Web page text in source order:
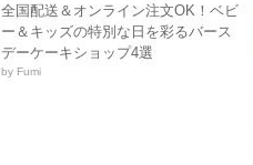
全国配送＆オンライン注文OK！ベビ
ー＆キッズの特別な日を彩るバース
デーケーキショップ4選
by Fumi